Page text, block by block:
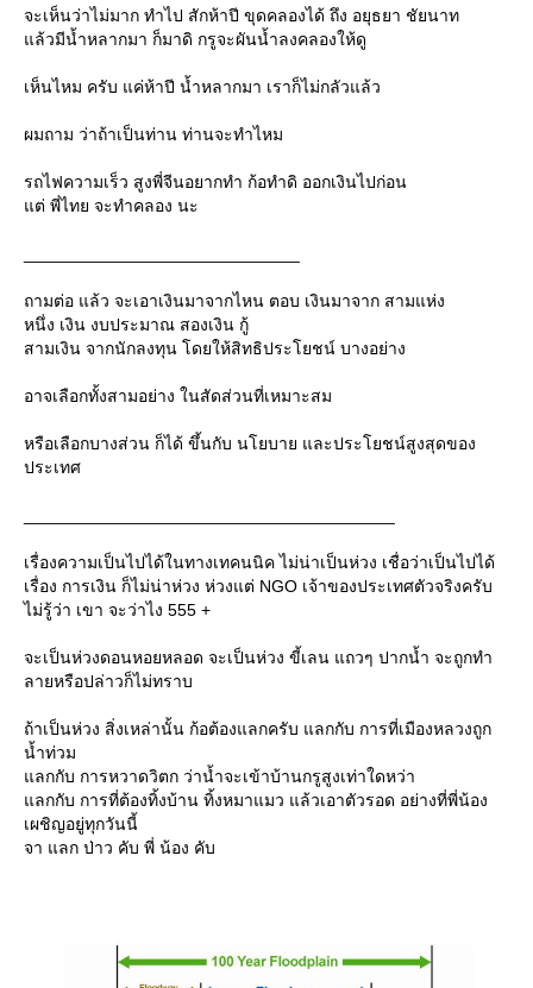
จะเห็นว่าไม่มาก ทำไป สักห้าปี ขุดคลองได้ ถึง อยุธยา ชัยนาท
ล้วมีน้ำหลากมา ก็มาดิ กรูจะผันน้ำลงคลองให้ดู
เห็นไหม ครับ แค่ห้าปี น้ำหลากมา เราก็ไม่กลัวแล้ว
ผมถาม ว่าถ้าเป็นท่าน ท่านจะทำไหม
รถไฟความเร็ว สูงพี่จีนอยากทำ ก้อทำดิ ออกเงินไปก่อน
ต่ พี่ไทย จะทำคลอง นะ
ถามต่อ แล้ว จะเอาเงินมาจากไหน ตอบ เงินมาจาก สามแห่ง
หนึ่ง เงิน งบประมาณ สองเงิน กู้
สามเงิน จากนักลงทุน โดยให้สิทธิประโยชน์ บางอย่าง
อาจเลือกทั้งสามอย่าง ในสัดส่วนที่เหมาะสม
หรือเลือกบางส่วน ก็ได้ ขึ้นกับ นโยบาย และประโยชน์สูงสุดของ
ประเทศ
เรื่องความเป็นไปได้ในทางเทคนนิค ไม่น่าเป็นห่วง เชื่อว่าเป็นไปได้
เรื่อง การเงิน ก็ไม่น่าห่วง ห่วงแต่ NGO เจ้าของประเทศตัวจริงครับ
ไม่รู้ว่า เขา จะว่าไง 555 +
จะเป็นห่วงดอนหอยหลอด จะเป็นห่วง ขี้เลน แถวๆ ปากน้ำ จะถูกทำ
ลายหรือปล่าวก็ไม่ทราบ
ถ้าเป็นห่วง สิ่งเหล่านั้น ก้อต้องแลกครับ แลกกับ การที่เมืองหลวงถูก
น้ำท่วม
ลกกับ การหวาดวิตก ว่าน้ำจะเข้าบ้านกรูสูงเท่าใดหว่า
ลกกับ การที่ต้องทิ้งบ้าน ทิ้งหมาแมว แล้วเอาตัวรอด อย่างที่พี่น้อง
เผชิญอยู่ทุกวันนี้
จา แลก ป่าว คับ พี่ น้อง คับ